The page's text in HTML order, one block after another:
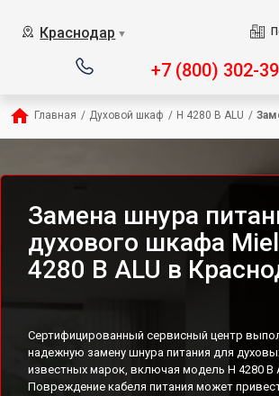
Краснодар ▼
+7 (800) 302-
Главная / Духовой шкаф / H 4280 B ALU /
Замена шнура
духового шкафа
4280 B ALU в
Сертифицированный сервисный центр
надежную замену шнура питания для
известных марок, включая модель H 4280 B
Повреждение кабеля питания может